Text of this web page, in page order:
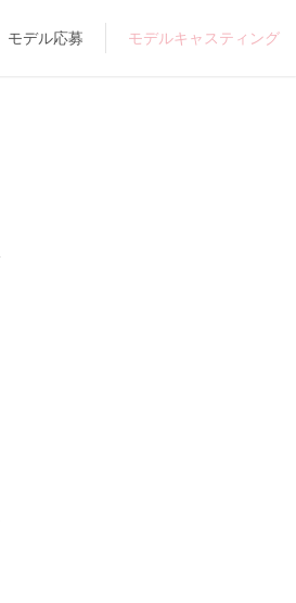
モデル応募 モデルキャスティング